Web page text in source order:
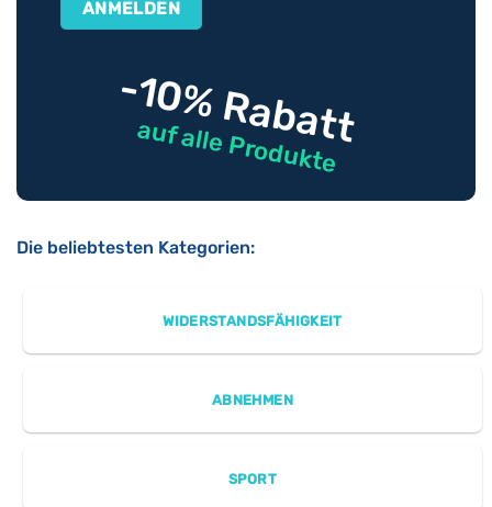
-10% Rabatt
auf alle Produkte
Die beliebtesten Kategorien:
WIDERSTANDSFÄHIGKEIT
ABNEHMEN
SPORT